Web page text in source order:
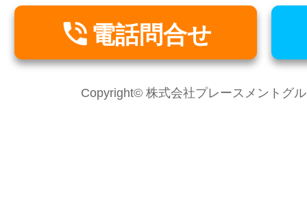
 電話問合せ
Copyright© 株式会社プレースメントグ